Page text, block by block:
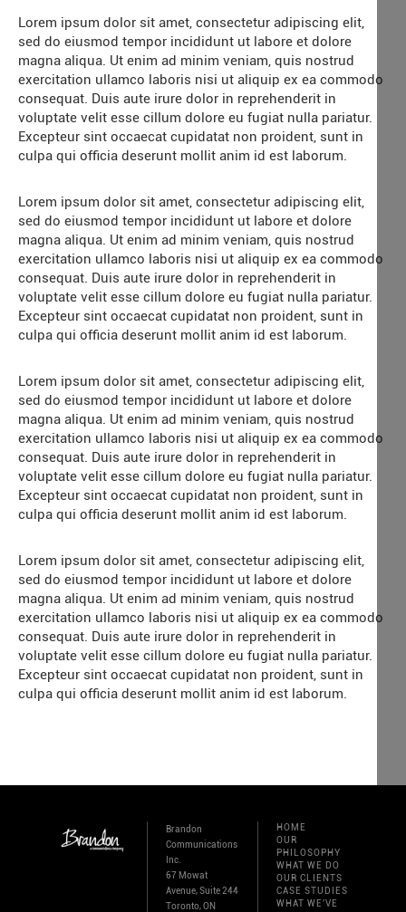
Lorem ipsum dolor sit amet, consectetur adipiscing elit,
sed do eiusmod tempor incididunt ut labore et dolore
magna aliqua. Ut enim ad minim veniam, quis nostrud
exercitation ullamco laboris nisi ut aliquip ex ea commodo
consequat. Duis aute irure dolor in reprehenderit in
voluptate velit esse cillum dolore eu fugiat nulla pariatur.
Excepteur sint occaecat cupidatat non proident, sunt in
culpa qui officia deserunt mollit anim id est laborum.
Lorem ipsum dolor sit amet, consectetur adipiscing elit,
sed do eiusmod tempor incididunt ut labore et dolore
magna aliqua. Ut enim ad minim veniam, quis nostrud
exercitation ullamco laboris nisi ut aliquip ex ea commodo
consequat. Duis aute irure dolor in reprehenderit in
voluptate velit esse cillum dolore eu fugiat nulla pariatur.
Excepteur sint occaecat cupidatat non proident, sunt in
culpa qui officia deserunt mollit anim id est laborum.
Lorem ipsum dolor sit amet, consectetur adipiscing elit,
sed do eiusmod tempor incididunt ut labore et dolore
magna aliqua. Ut enim ad minim veniam, quis nostrud
exercitation ullamco laboris nisi ut aliquip ex ea commodo
consequat. Duis aute irure dolor in reprehenderit in
voluptate velit esse cillum dolore eu fugiat nulla pariatur.
Excepteur sint occaecat cupidatat non proident, sunt in
culpa qui officia deserunt mollit anim id est laborum.
Lorem ipsum dolor sit amet, consectetur adipiscing elit,
sed do eiusmod tempor incididunt ut labore et dolore
magna aliqua. Ut enim ad minim veniam, quis nostrud
exercitation ullamco laboris nisi ut aliquip ex ea commodo
consequat. Duis aute irure dolor in reprehenderit in
voluptate velit esse cillum dolore eu fugiat nulla pariatur.
Excepteur sint occaecat cupidatat non proident, sunt in
culpa qui officia deserunt mollit anim id est laborum.
Brandon
Communications
Inc.
67 Mowat
Avenue, Suite 244
Toronto, ON
HOME
OUR
PHILOSOPHY
WHAT WE DO
OUR CLIENTS
CASE STUDIES
WHAT WE'VE